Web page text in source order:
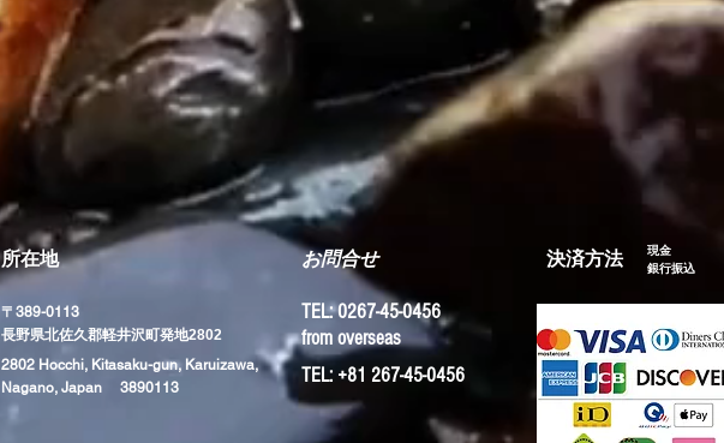
所在地
〒389-0113
​長野県北佐久郡軽井沢町発地2802
2802 Hocchi, Kitasaku-gun, Karuizawa,
Nagano, Japan 3890113
お問合せ
TEL: 0267-45-0456
TEL: +81 267-45-0456
from overseas
​決済方法
現金
​銀行振込